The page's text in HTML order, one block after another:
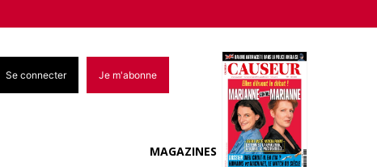
Se connecter Je m'abonne
MAGAZINES